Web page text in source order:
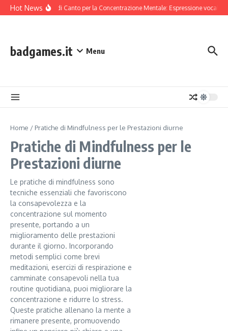
Skip to content
Hot NewsTecniche di Canto per la Concentrazione Mentale: Espressione vocale,
badgames.it Menu
Home / Pratiche di Mindfulness per le Prestazioni diurne
Pratiche di Mindfulness per le
Prestazioni diurne
Le pratiche di mindfulness sono
tecniche essenziali che favoriscono
la consapevolezza e la
concentrazione sul momento
presente, portando a un
miglioramento delle prestazioni
durante il giorno. Incorporando
metodi semplici come brevi
meditazioni, esercizi di respirazione e
camminate consapevoli nella tua
routine quotidiana, puoi migliorare la
concentrazione e ridurre lo stress.
Queste pratiche allenano la mente a
rimanere presente, promuovendo